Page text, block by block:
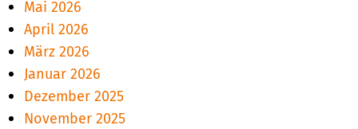
Mai 2026
April 2026
März 2026
Januar 2026
Dezember 2025
November 2025